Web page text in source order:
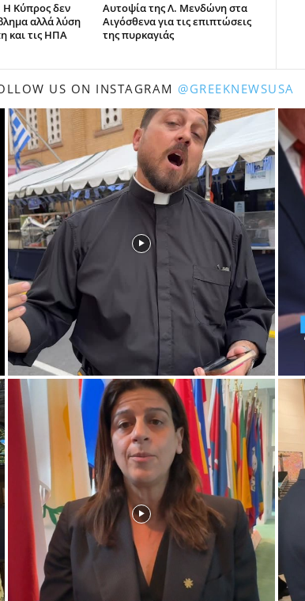
Κύπρος δεν
αλλά λύση
και τις ΗΠΑ
Αυτοψία της Λ. Μενδώνη στα
Αιγόσθενα για τις επιπτώσεις
της πυρκαγιάς
US ON INSTAGRAM @GREEKNEWSUSA